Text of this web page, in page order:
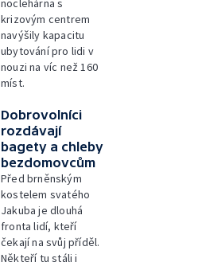
noclehárna s
krizovým centrem
navýšily kapacitu
ubytování pro lidi v
nouzi na víc než 160
míst.
Dobrovolníci
rozdávají
bagety a chleby
bezdomovcům
Před brněnským
kostelem svatého
Jakuba je dlouhá
fronta lidí, kteří
čekají na svůj příděl.
Někteří tu stáli i